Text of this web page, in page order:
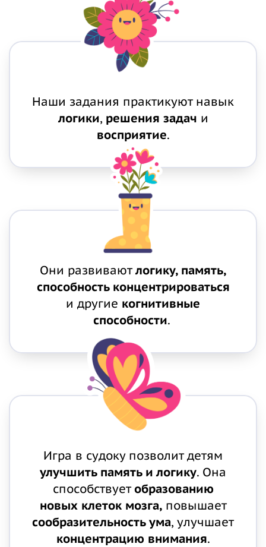
Наши задания практикуют навык
логики, решения задач и
восприятие.
Они развиваютлогику, память,
способность концентрироваться
и другие когнитивные
способности.
Игра в судоку позволит детям
улучшить память и логику. Она
способствуетобразованию
новых клеток мозга,повышает
сообразительность ума, улучшает
концентрацию внимания.